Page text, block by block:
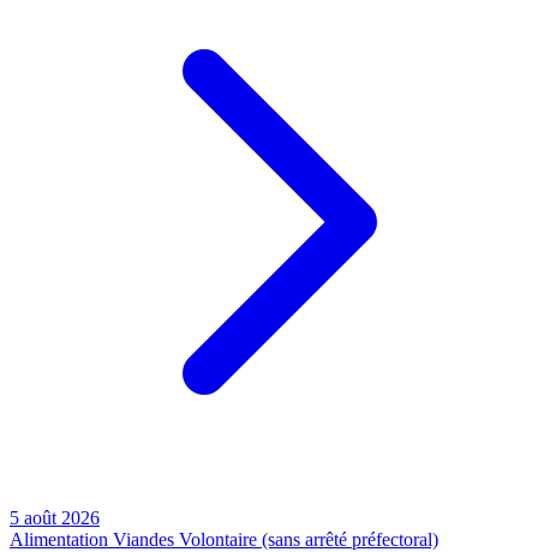
5 août 2026
Alimentation Viandes Volontaire (sans arrêté préfectoral)